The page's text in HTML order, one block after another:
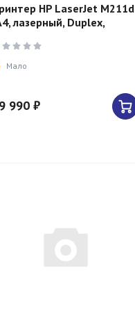
HP LaserJet M211d
лазерный, Duplex,
Мало
990 ₽